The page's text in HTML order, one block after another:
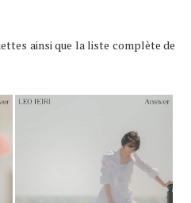
ainsi que la liste complète de